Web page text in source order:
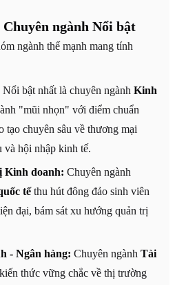
ngành Nổi bật
ngành thế mạnh mang tính
Nổi bật nhất là chuyên ngành Kinh
"mũi nhọn" với điểm chuẩn
tạo chuyên sâu về thương mại
và hội nhập kinh tế.
Kinh doanh: Chuyên ngành
tếthu hút đông đảo sinh viên
đại, bám sát xu hướng quản trị
- Ngân hàng: Chuyên ngành Tài
thức vững chắc về thị trường